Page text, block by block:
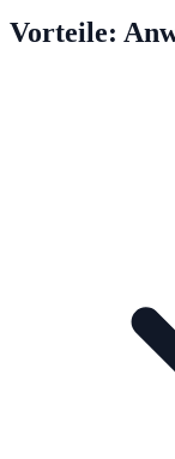
Vorteile: